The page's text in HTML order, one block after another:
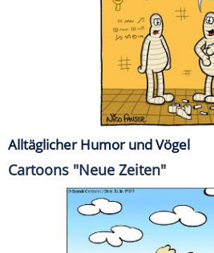
Alltäglicher Humor und Vögel
Cartoons "Neue Zeiten"